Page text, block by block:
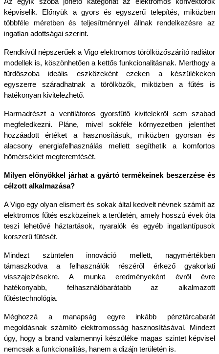
Az egyik szóba jöhető kategóriát az elektromos konvektorok
képviselik. Előnyük a gyors és egyszerű telepítés, miközben
többféle méretben és teljesítménnyel állnak rendelkezésre az
ingatlan adottságai szerint.
Rendkívül népszerűek a Vigo elektromos törölközőszárító radiátor
modellek is, köszönhetően a kettős funkcionalitásnak. Merthogy a
fürdőszoba ideális eszközeként ezeken a készülékeken
egyszerre száradhatnak a törölközők, miközben a fűtés is
hatékonyan kivitelezhető.
Harmadrészt a ventilátoros gyorsfűtő kivitelekről sem szabad
megfeledkezni. Pláne, mivel sokféle környezetben jelenthet
hozzáadott értéket a hasznosításuk, miközben gyorsan és
alacsony energiafelhasználás mellett segíthetik a komfortos
hőmérséklet megteremtését.
Milyen előnyökkel járhat a gyártó termékeinek beszerzése és
célzott alkalmazása?
A Vigo egy olyan elismert és sokak által kedvelt névnek számít az
elektromos fűtés eszközeinek a területén, amely hosszú évek óta
teszi lehetővé háztartások, nyaralók és egyéb ingatlantípusok
korszerű fűtését.
Mindezt szüntelen innováció mellett, nagymértékben
támaszkodva a felhasználók részéről érkező gyakorlati
visszajelzésekre. A munka eredményeként évről évre
hatékonyabb, felhasználóbarátabb az alkalmazott
fűtéstechnológia.
Méghozzá a manapság egyre inkább pénztárcabarát
megoldásnak számító elektromosság hasznosításával. Mindezt
úgy, hogy a brand valamennyi készüléke magas szintet képvisel
nemcsak a funkcionalitás, hanem a dizájn területén is.